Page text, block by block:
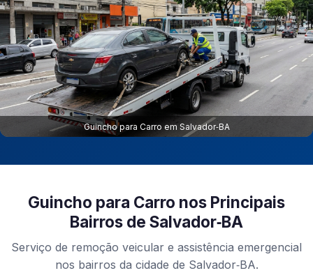
Guincho para Carro em Salvador‑BA
Guincho para Carro nos Principais
Bairros de Salvador‑BA
Serviço de remoção veicular e assistência emergencial
nos bairros da cidade de Salvador‑BA.